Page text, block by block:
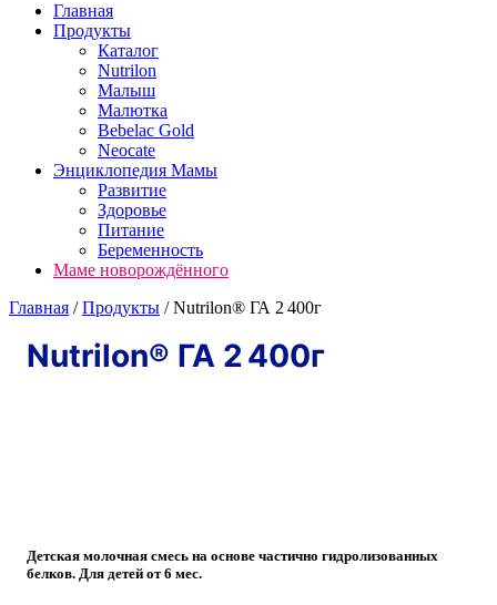
Главная
Продукты
Каталог
Nutrilon
Малыш
Малютка
Bebelac Gold
Neocate
Энциклопедия Мамы
Развитие
Здоровье
Питание
Беременность
Маме новорождённого
Главная /Продукты /Nutrilon® ГА 2 400г
Nutrilon® ГА 2 400г
Детская молочная смесь на основе частично гидролизованных
белков. Для детей от 6 мес.